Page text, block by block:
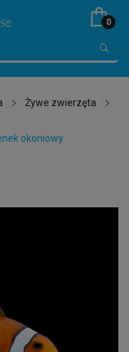
0
Żywe zwierzęta
okoniowy